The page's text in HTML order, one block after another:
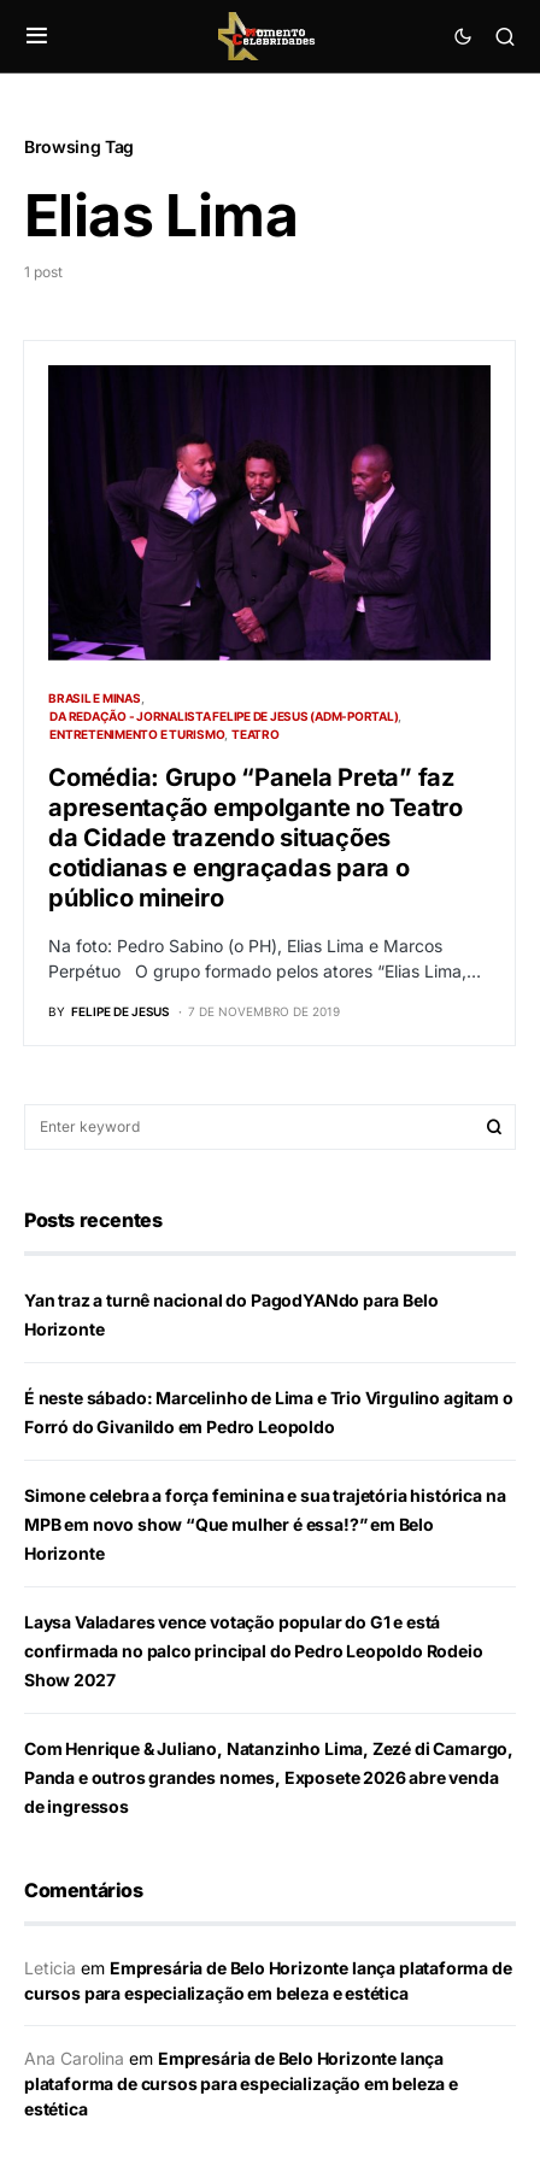
Browsing Tag
Elias Lima
1 post
BRASIL E MINAS
DA REDAÇÃO - JORNALISTA FELIPE DE JESUS (ADM-PORTAL)
ENTRETENIMENTO E TURISMO TEATRO
Comédia: Grupo “Panela Preta” faz
apresentação empolgante no Teatro
da Cidade trazendo situações
cotidianas e engraçadas para o
público mineiro
Na foto: Pedro Sabino (o PH), Elias Lima e Marcos
Perpétuo O grupo formado pelos atores “Elias Lima,…
BY FELIPE DE JESUS 7 DE NOVEMBRO DE 2019
Posts recentes
Yan traz a turnê nacional do PagodYANdo para Belo
Horizonte
É neste sábado: Marcelinho de Lima e Trio Virgulino agitam o
Forró do Givanildo em Pedro Leopoldo
Simone celebra a força feminina e sua trajetória histórica na
MPB em novo show “Que mulher é essa!?” em Belo
Horizonte
Laysa Valadares vence votação popular do G1 e está
confirmada no palco principal do Pedro Leopoldo Rodeio
Show 2027
Com Henrique & Juliano, Natanzinho Lima, Zezé di Camargo,
Panda e outros grandes nomes, Exposete 2026 abre venda
de ingressos
Comentários
Leticia em Empresária de Belo Horizonte lança plataforma de
cursos para especialização em beleza e estética
Ana Carolina em Empresária de Belo Horizonte lança
plataforma de cursos para especialização em beleza e
estética